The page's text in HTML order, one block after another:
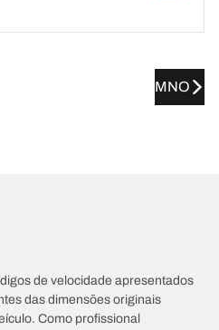
MNO
de velocidade apresentados
das dimensões originais
Como profissional